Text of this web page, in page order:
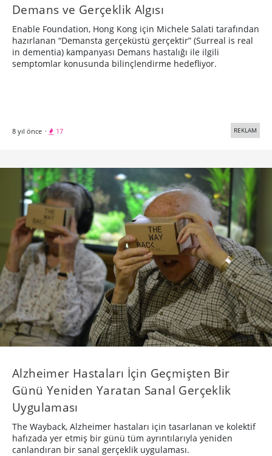
Demans ve Gerçeklik Algısı
Enable Foundation, Hong Kong için Michele Salati tarafından
hazırlanan “Demansta gerçeküstü gerçektir” (Surreal is real
in dementia) kampanyası Demans hastalığı ile ilgili
semptomlar konusunda bilinçlendirme hedefliyor.
8 yıl önce · 17 REKLAM
Alzheimer Hastaları İçin Geçmişten Bir
Günü Yeniden Yaratan Sanal Gerçeklik
Uygulaması
The Wayback, Alzheimer hastaları için tasarlanan ve kolektif
hafızada yer etmiş bir günü tüm ayrıntılarıyla yeniden
canlandıran bir sanal gerçeklik uygulaması.